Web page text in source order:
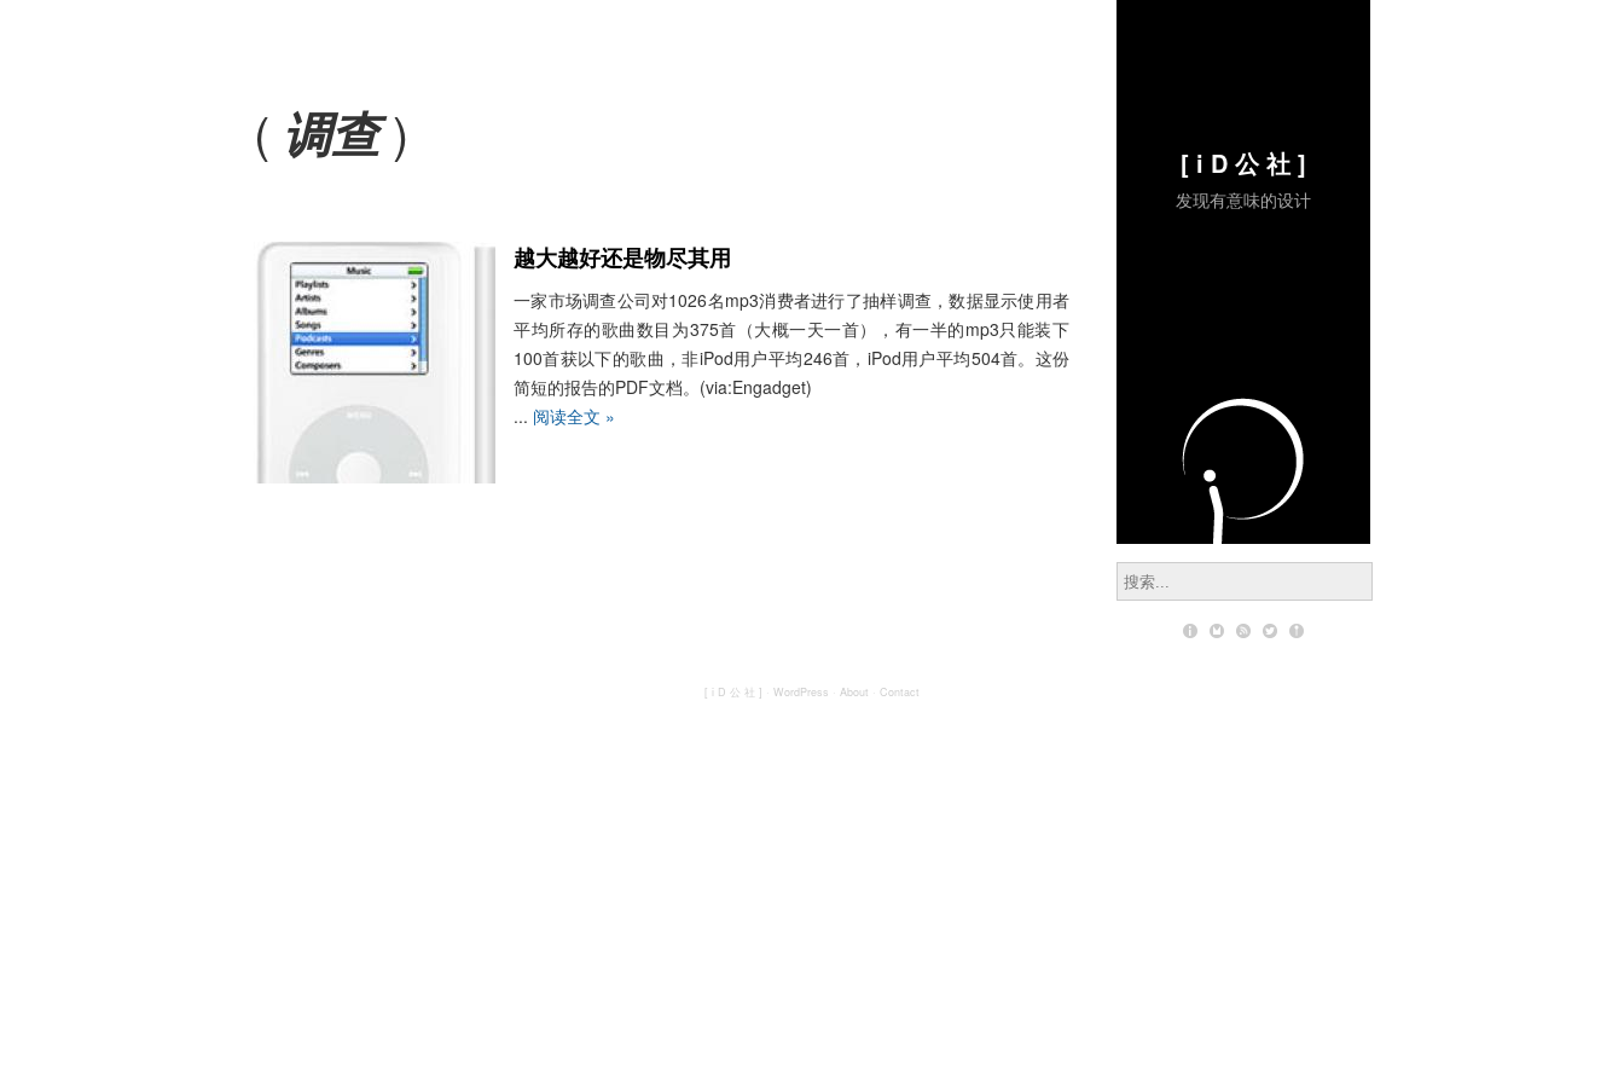
( 调查)
越大越好还是物尽其用
一家市场调查公司对1026名mp3消费者进行了抽样调查，数据显示使用者
平均所存的歌曲数目为375首（大概一天一首），有一半的mp3只能装下
100首获以下的歌曲，非iPod用户平均246首，iPod用户平均504首。这份
简短的报告的PDF文档。(via:Engadget)
... 阅读全文 »
[ i D 公 社 ]
发现有意味的设计
[ i D 公 社 ] WordPress About Contact